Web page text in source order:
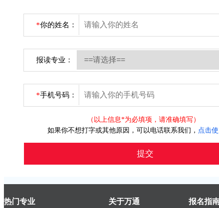
*你的姓名：
报读专业：
*手机号码：
（以上信息*为必填项，请准确填写）
如果你不想打字或其他原因，可以电话联系我们， 点击
热门专业 关于万通 报名指